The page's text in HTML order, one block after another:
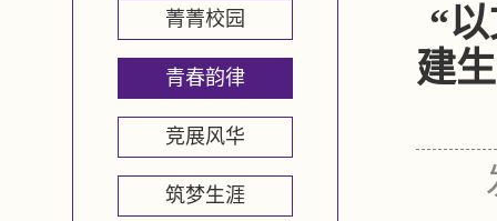
菁菁校园
青春韵律
竞展风华
筑梦生涯
“
建